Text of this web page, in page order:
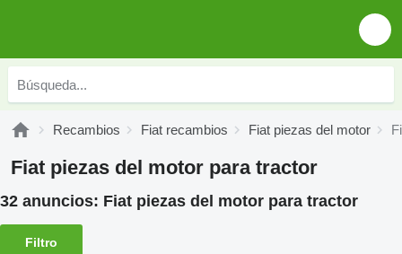
Recambios Fiat recambios Fiat piezas del motor
Fiat piezas del motor para tractor
32 anuncios: Fiat piezas del motor para tractor
Filtro